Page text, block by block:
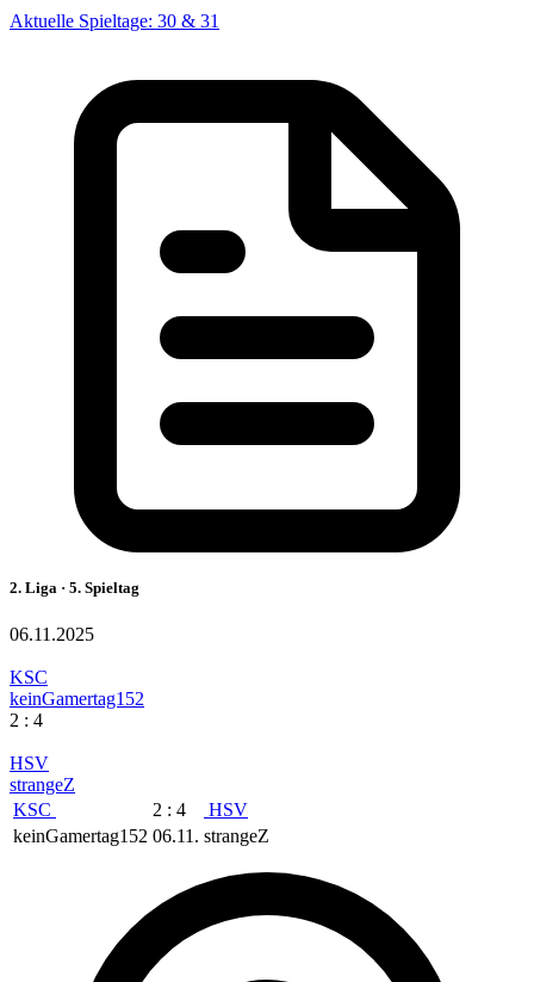
Aktuelle Spieltage: 30 & 31
2. Liga · 5. Spieltag
06.11.2025
KSC
keinGamertag152
2 : 4
HSV
strangeZ
KSC
2 : 4
HSV
keinGamertag152 06.11. strangeZ